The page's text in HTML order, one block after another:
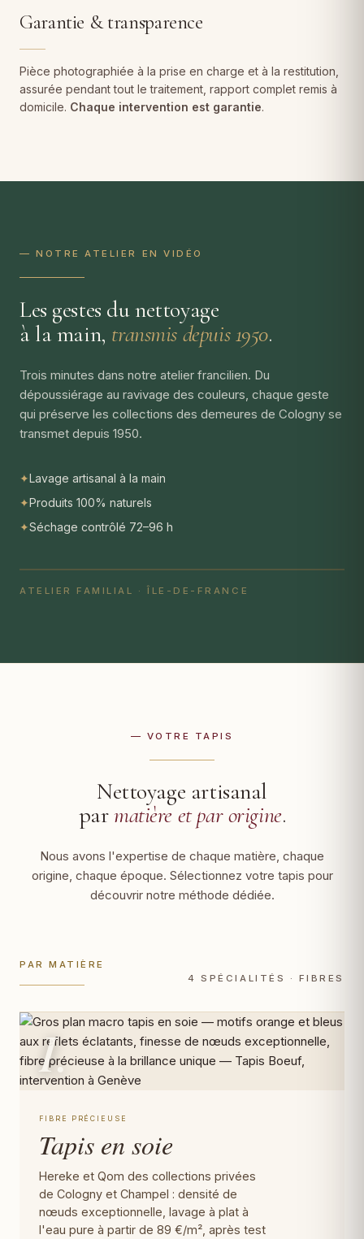
Garantie & transparence
Pièce photographiée à la prise en charge et à la restitution,
assurée pendant tout le traitement, rapport complet remis à
domicile. Chaque intervention est garantie.
— NOTRE ATELIER EN VIDÉO
Les gestes du nettoyage
à la main, transmis depuis 1950.
Trois minutes dans notre atelier francilien. Du
dépoussiérage au ravivage des couleurs, chaque geste
qui préserve les collections des demeures de Cologny se
transmet depuis 1950.
✦Lavage artisanal à la main
✦Produits 100% naturels
✦Séchage contrôlé 72–96 h
ATELIER FAMILIAL · ÎLE-DE-FRANCE
— VOTRE TAPIS
Nettoyage artisanal
parmatière et par origine.
Nous avons l'expertise de chaque matière, chaque
origine, chaque époque. Sélectionnez votre tapis pour
découvrir notre méthode dédiée.
PAR MATIÈRE
4 SPÉCIALITÉS · FIBRES
I.
FIBRE PRÉCIEUSE
Tapis en soie
Hereke et Qom des collections privées
de Cologny et Champel : densité de
nœuds exceptionnelle, lavage à plat à
l'eau pure à partir de 89 €/m², après test